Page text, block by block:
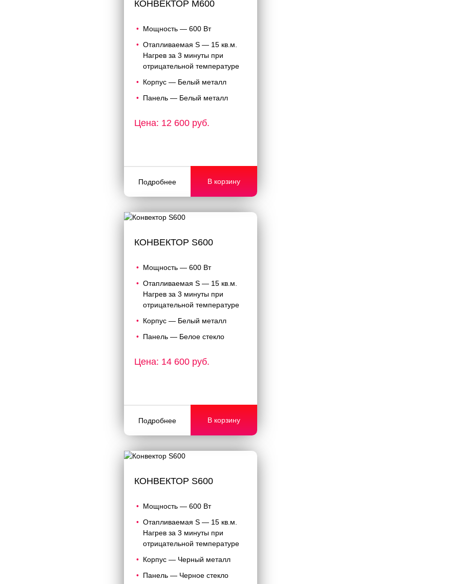
КОНВЕКТОР M600
Мощность — 600 Вт
Отапливаемая S — 15 кв.м.
Нагрев за 3 минуты при
отрицательной температуре
Корпус — Белый металл
Панель — Белый металл
Цена: 12 600 руб.
Подробнее В корзину
КОНВЕКТОР S600
Мощность — 600 Вт
Отапливаемая S — 15 кв.м.
Нагрев за 3 минуты при
отрицательной температуре
Корпус — Белый металл
Панель — Белое стекло
Цена: 14 600 руб.
Подробнее В корзину
КОНВЕКТОР S600
Мощность — 600 Вт
Отапливаемая S — 15 кв.м.
Нагрев за 3 минуты при
отрицательной температуре
Корпус — Черный металл
Панель — Черное стекло